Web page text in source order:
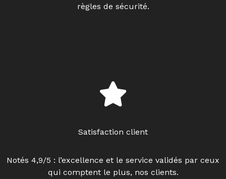
règles de sécurité.
Satisfaction client
Notés 4,9/5 : l’excellence et le service validés par ceux
qui comptent le plus, nos clients.